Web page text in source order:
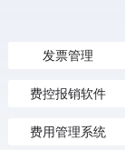
发票管理
费控报销软件
费用管理系统